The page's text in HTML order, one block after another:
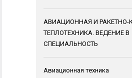
АВИАЦИОННАЯ И РАКЕТНО-
ТЕПЛОТЕХНИКА. ВЕДЕНИЕ В
СПЕЦИАЛЬНОСТЬ
Авиационная техника